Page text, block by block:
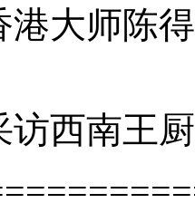
港大师陈
访西南王厨